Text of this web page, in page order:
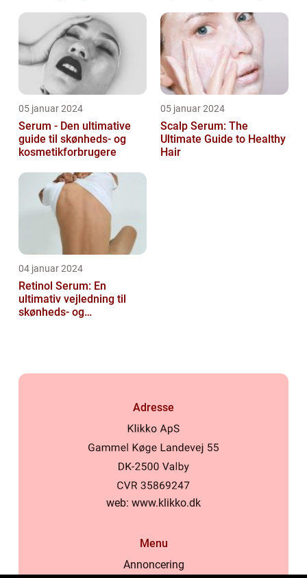
ansigt er en vigtig de...
05 januar 2024
Serum - Den ultimative
guide til skønheds- og
kosmetikforbrugere
05 januar 2024
Scalp Serum: The
Ultimate Guide to Healthy
Hair
04 januar 2024
Retinol Serum: En
ultimativ vejledning til
skønheds- og
Adresse
web: www.klikko.dk
Menu
Annoncering